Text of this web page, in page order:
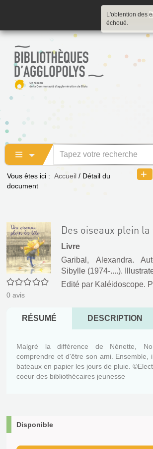
Vous êtes ici : Accueil / Détail du
document
0/5
0 avis
Des oiseaux plein
Livre
Garibal, Alexandra.
Sibylle (1974-....).
Edité par Kaléidoscope.
RÉSUMÉ DESCRIPTION
Malgré la différence de Nénette,
comprendre et d'être son ami. Ensemble,
bateaux en papier les jours de pluie.
coeur des bibliothécaires jeunesse
Disponible
L'obtention des
échoué.